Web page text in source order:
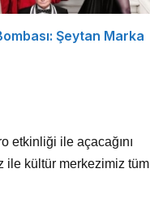
Şeytan Marka
etkinliği ile açacağını
ile kültür merkezimiz tüm